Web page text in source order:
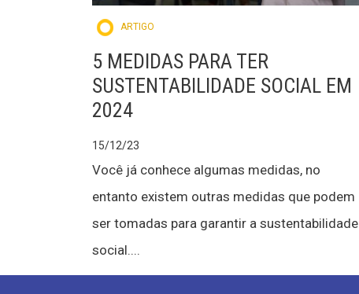
ARTIGO
5 MEDIDAS PARA TER
SUSTENTABILIDADE SOCIAL EM
2024
15/12/23
Você já conhece algumas medidas, no
entanto existem outras medidas que podem
ser tomadas para garantir a sustentabilidade
social....